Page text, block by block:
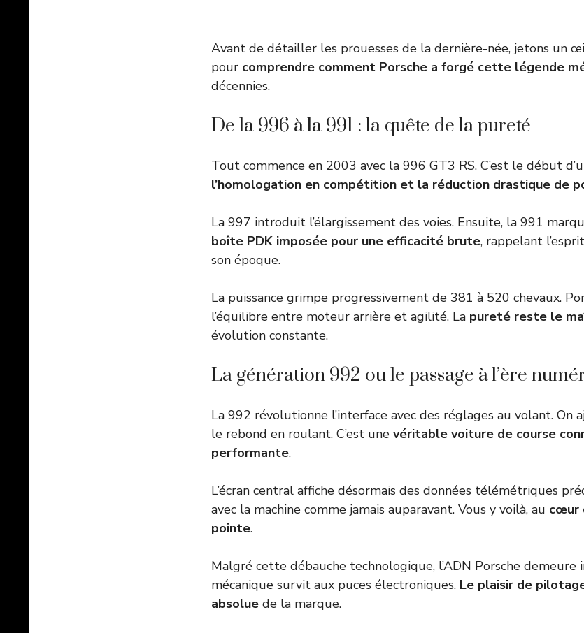
Avant de détailler les prouesses de la dernière-née, jetons un
pour comprendre comment Porsche a forgé cette légende
décennies.
De la 996 à la 991 : la quête de la pureté
Tout commence en 2003 avec la 996 GT3 RS. C’est le début
l’homologation en compétition et la réduction drastique de
La 997 introduit l’élargissement des voies. Ensuite, la 991
boîte PDK imposée pour une efficacité brute, rappelant
son époque.
La puissance grimpe progressivement de 381 à 520 chevaux.
l’équilibre entre moteur arrière et agilité. La pureté reste le
évolution constante.
La génération 992 ou le passage à l’ère
La 992 révolutionne l’interface avec des réglages au volant. On
le rebond en roulant. C’est une véritable voiture de course
performante.
L’écran central affiche désormais des données télémétriques
avec la machine comme jamais auparavant. Vous y voilà, au cœur
pointe.
Malgré cette débauche technologique, l’ADN Porsche demeure
mécanique survit aux puces électroniques. Le plaisir de
absolue de la marque.